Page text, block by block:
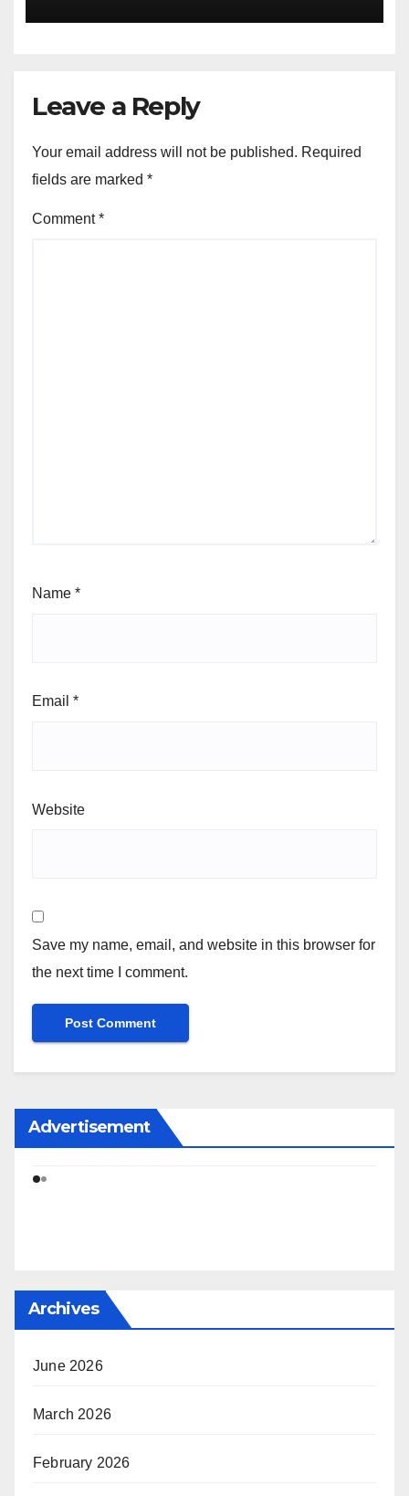
Leave a Reply
Your email address will not be published. Required
fields are marked *
Comment*
Name *
Email *
Website
Save my name, email, and website in this browser for
the next time I comment.
Advertisement
Archives
June 2026
March 2026
February 2026